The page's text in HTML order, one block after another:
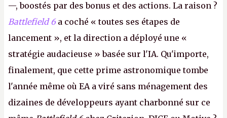
—, boostés par des bonus et des actions. La raison ?
Battlefield 6 a coché « toutes ses étapes de
lancement », et la direction a déployé une «
stratégie audacieuse » basée sur l'IA. Qu'importe,
finalement, que cette prime astronomique tombe
l'année même où EA a viré sans ménagement des
dizaines de développeurs ayant charbonné sur ce